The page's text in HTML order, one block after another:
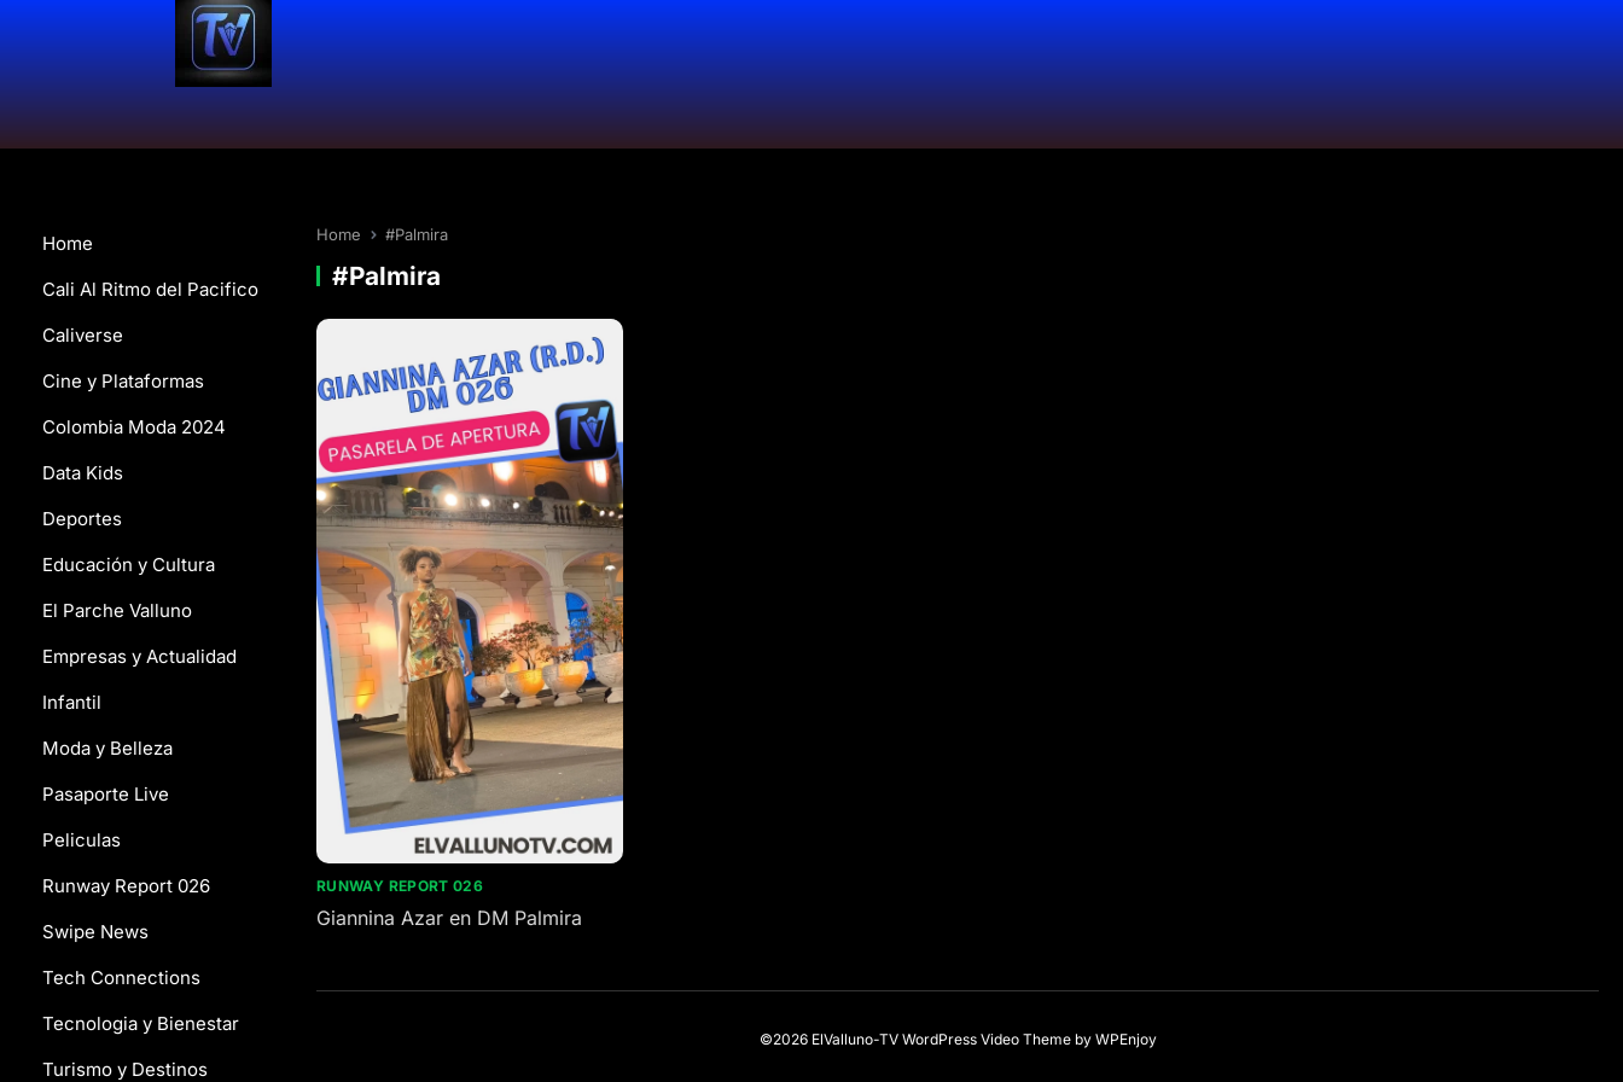
Home
Cali Al Ritmo del Pacifico
Caliverse
Cine y Plataformas
Colombia Moda 2024
Data Kids
Deportes
Educación y Cultura
El Parche Valluno
Empresas y Actualidad
Infantil
Moda y Belleza
Pasaporte Live
Peliculas
Runway Report 026
Swipe News
Tech Connections
Tecnologia y Bienestar
Turismo y Destinos
Home #Palmira
#Palmira
RUNWAY REPORT 026
Giannina Azar en DM Palmira
©2026 ElValluno-TV WordPress Video Themeby WPEnjoy